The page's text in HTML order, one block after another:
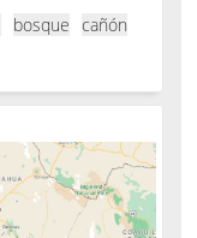
bosque cañón